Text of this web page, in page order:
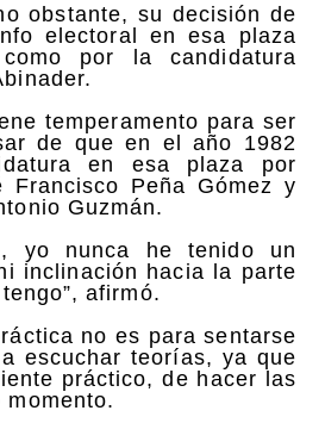
obstante, su decisión de
electoral en esa plaza
por la candidatura
temperamento para ser
de que en el año 1982
en esa plaza por
Francisco Peña Gómez y
Guzmán.
yo nunca he tenido un
inclinación hacia la parte
afirmó.
no es para sentarse
escuchar teorías, ya que
práctico, de hacer las